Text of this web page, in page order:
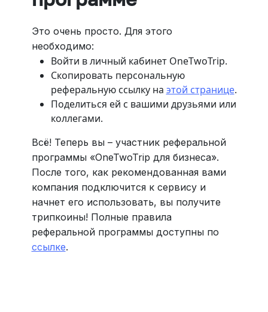
Это очень просто. Для этого
необходимо:
Войти в личный кабинет OneTwoTrip.
Скопировать персональную
реферальную ссылку на этой странице.
Поделиться ей с вашими друзьями или
коллегами.
Всё! Теперь вы – участник реферальной
программы «OneTwoTrip для бизнеса».
После того, как рекомендованная вами
компания подключится к сервису и
начнет его использовать, вы получите
трипкоины! Полные правила
реферальной программы доступны по
ссылке.